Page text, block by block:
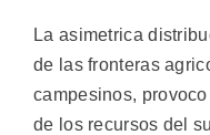
La asimetrica
de las fronteras
campesinos,
de los recursos del